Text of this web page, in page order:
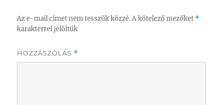
Az e-mail címet nem tesszük közzé. A kötelező mezőket *
karakterrel jelöltük
HOZZÁSZÓLÁS *